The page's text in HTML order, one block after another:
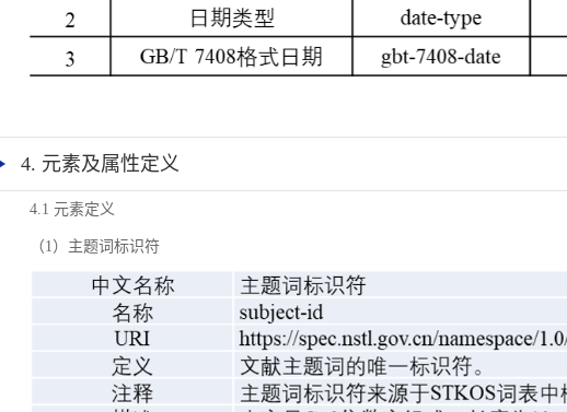
4. 元素及属性定义
4.1 元素定义
（1）主题词标识符